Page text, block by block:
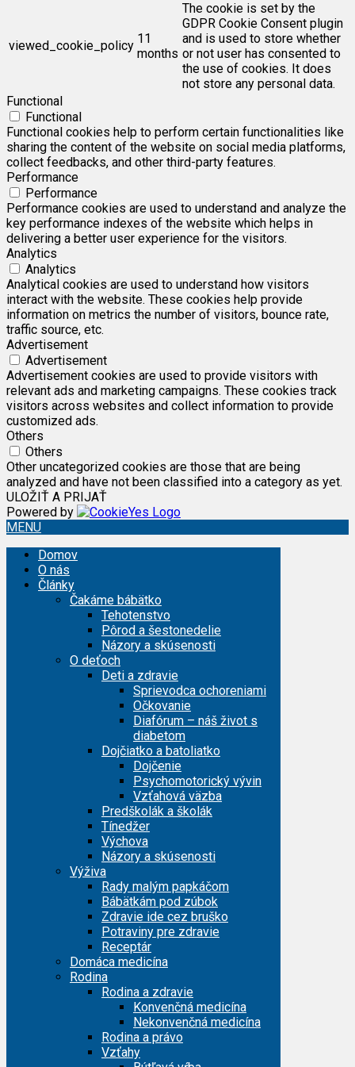
viewed_cookie_policy 11
months
The cookie is set by the
GDPR Cookie Consent plugin
and is used to store whether
or not user has consented to
the use of cookies. It does
not store any personal data.
Functional
Functional
Functional cookies help to perform certain functionalities like
sharing the content of the website on social media platforms,
collect feedbacks, and other third-party features.
Performance
Performance
Performance cookies are used to understand and analyze the
key performance indexes of the website which helps in
delivering a better user experience for the visitors.
Analytics
Analytics
Analytical cookies are used to understand how visitors
interact with the website. These cookies help provide
information on metrics the number of visitors, bounce rate,
traffic source, etc.
Advertisement
Advertisement
Advertisement cookies are used to provide visitors with
relevant ads and marketing campaigns. These cookies track
visitors across websites and collect information to provide
customized ads.
Others
Others
Other uncategorized cookies are those that are being
analyzed and have not been classified into a category as yet.
ULOŽIŤ A PRIJAŤ
Powered by
MENU
Domov
O nás
Články
Čakáme bábätko
Tehotenstvo
Pôrod a šestonedelie
Názory a skúsenosti
O deťoch
Deti a zdravie
Sprievodca ochoreniami
Očkovanie
Diafórum – náš život s
diabetom
Dojčiatko a batoliatko
Dojčenie
Psychomotorický vývin
Vzťahová väzba
Predškolák a školák
Tínedžer
Výchova
Názory a skúsenosti
Výživa
Rady malým papkáčom
Bábätkám pod zúbok
Zdravie ide cez bruško
Potraviny pre zdravie
Receptár
Domáca medicína
Rodina
Rodina a zdravie
Konvenčná medicína
Nekonvenčná medicína
Rodina a právo
Vzťahy